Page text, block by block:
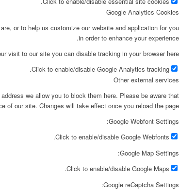
Google Analytics Cookies
or to help us customize our website and application for you
in order to enhance your experience.
visit to our site you can disable tracking in your browser here:
Click to enable/disable Google Analytics tracking.
Other external services
we allow you to block them here. Please be aware that
of our site. Changes will take effect once you reload the page.
Google Webfont Settings:
Click to enable/disable Google Webfonts.
Google Map Settings:
Click to enable/disable Google Maps.
Google reCaptcha Settings: